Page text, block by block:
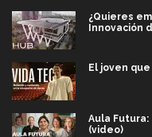
¿Quieres
Innovación
El joven
Aula
(video)